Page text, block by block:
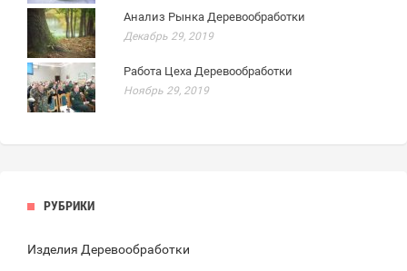
Анализ Рынка Деревообработки
Декабрь 29, 2019
Работа Цеха Деревообработки
Ноябрь 29, 2019
РУБРИКИ
Изделия Деревообработки